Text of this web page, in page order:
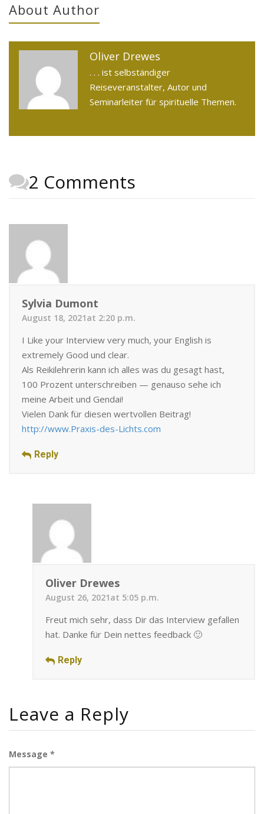
About Author
Oliver Drewes
. . . ist selbständiger
Reiseveranstalter, Autor und
Seminarleiter für spirituelle Themen.
2 Comments
Sylvia Dumont
August 18, 2021at 2:20 p.m.
I Like your Interview very much, your English is
extremely Good und clear.
Als Reikilehrerin kann ich alles was du gesagt hast,
100 Prozent unterschreiben — genauso sehe ich
meine Arbeit und Gendai!
Vielen Dank für diesen wertvollen Beitrag!
http://www.Praxis-des-Lichts.com
Reply
Oliver Drewes
August 26, 2021at 5:05 p.m.
Freut mich sehr, dass Dir das Interview gefallen
hat. Danke für Dein nettes feedback 🙂
Reply
Leave a Reply
Message *